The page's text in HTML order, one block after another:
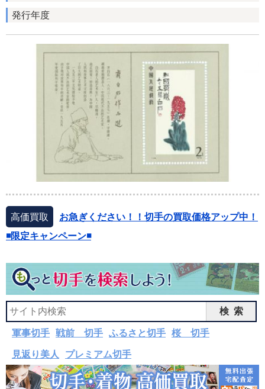
発行年度
高価買取
お急ぎください！！切手の買取価格アップ中！
◾️限定キャンペーン◾️
検索
軍事切手 戦前 切手 ふるさと切手 桜 切手
見返り美人 プレミアム切手